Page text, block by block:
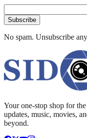
Subscribe
No spam. Unsubscribe
Your one-stop shop for
updates, music, movies,
beyond.